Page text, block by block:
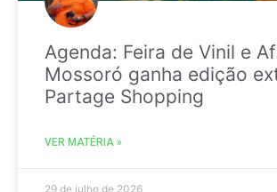
Agenda: Feira de Vinil e
Mossoró ganha edição
Partage Shopping
VER MATÉRIA »
29 de julho de 2026